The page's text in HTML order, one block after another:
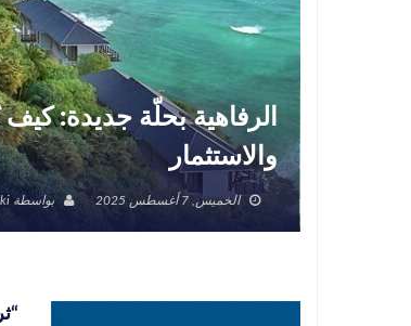
الرفاهية بحلّة جديدة:
والاستثمار
الخميس, 7 أغسطس 2025 بواسطة